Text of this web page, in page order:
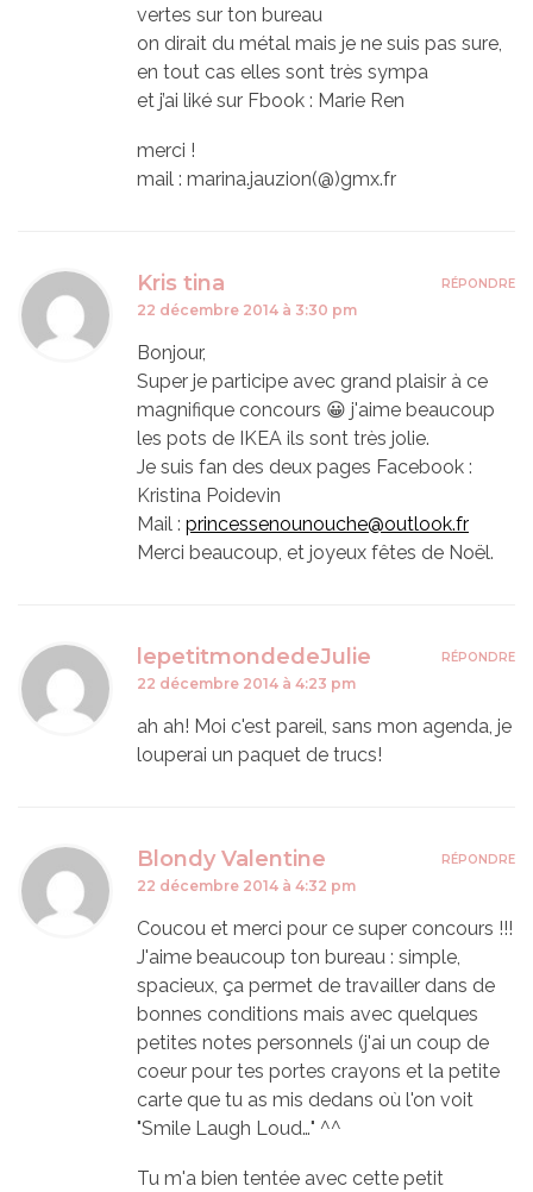
vertes sur ton bureau
on dirait du métal mais je ne suis pas sure,
en tout cas elles sont très sympa
et j’ai liké sur Fbook : Marie Ren
merci !
mail : marina.jauzion(@)gmx.fr
Kris tina
22 décembre 2014 à 3:30 pm
Bonjour,
Super je participe avec grand plaisir à ce
magnifique concours 😀 j'aime beaucoup
les pots de IKEA ils sont très jolie.
Je suis fan des deux pages Facebook :
Kristina Poidevin
Mail : princessenounouche@outlook.fr
Merci beaucoup, et joyeux fêtes de Noël.
RÉPONDRE
lepetitmondedeJulie
22 décembre 2014 à 4:23 pm
ah ah! Moi c'est pareil, sans mon agenda, je
louperai un paquet de trucs!
RÉPONDRE
Blondy Valentine
22 décembre 2014 à 4:32 pm
Coucou et merci pour ce super concours !!!
J'aime beaucoup ton bureau : simple,
spacieux, ça permet de travailler dans de
bonnes conditions mais avec quelques
petites notes personnels (j'ai un coup de
coeur pour tes portes crayons et la petite
carte que tu as mis dedans où l'on voit
"Smile Laugh Loud…" ^^
Tu m'a bien tentée avec cette petit
RÉPONDRE